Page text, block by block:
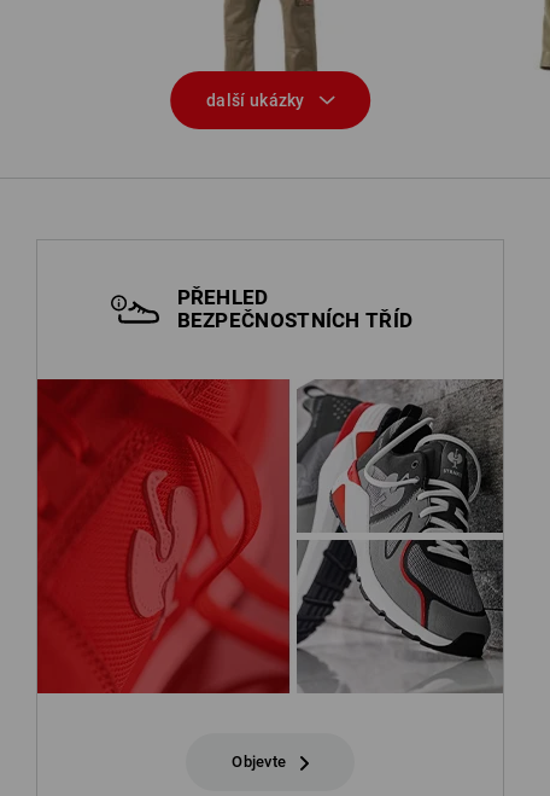
další ukázky
PŘEHLED
BEZPEČNOSTNÍCH TŘÍD
Objevte